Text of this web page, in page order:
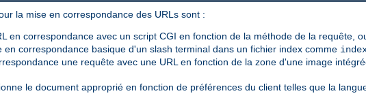
la mise en correspondance des URLs sont :
en correspondance avec un script CGI en fonction de la méthode de la requête,
en correspondance basique d'un slash terminal dans un fichier index comme
une requête avec une URL en fonction de la zone d'une image
le document approprié en fonction de préférences du client telles que la